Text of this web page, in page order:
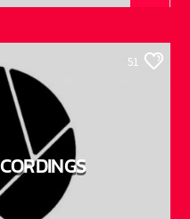
51